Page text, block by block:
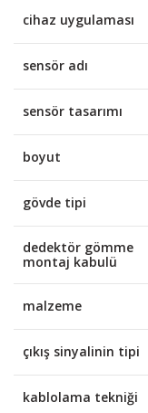
cihaz uygulaması
sensör adı
sensör tasarımı
boyut
gövde tipi
dedektör gömme
montaj kabulü
malzeme
çıkış sinyalinin tipi
kablolama tekniği